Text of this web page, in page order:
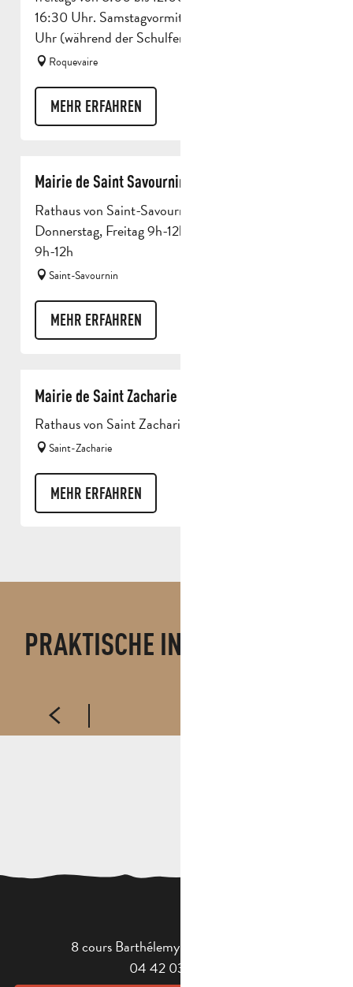
16:30 Uhr. Samstagvormittag von 10:00 bis 12:00
Uhr (während der Schulferien...
Roquevaire
MEHR ERFAHREN
Mairie de Saint Savournin
Rathaus von Saint-Savournin Montag, Dienstag,
Donnerstag, Freitag 9h-12h / 14h-17h30 Mittwoch
9h-12h
Saint-Savournin
MEHR ERFAHREN
Mairie de Saint Zacharie
Rathaus von Saint Zacharie
Saint-Zacharie
MEHR ERFAHREN
PRAKTISCHE INFORMATIONEN
8 cours Barthélemy - 13400 Aubagne
04 42 03 49 98